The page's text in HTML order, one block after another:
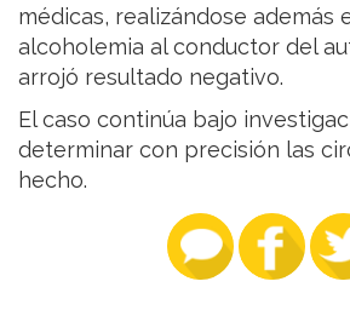
médicas, realizándose además
alcoholemia al conductor del
arrojó resultado negativo.
El caso continúa bajo
determinar con precisión las
hecho.